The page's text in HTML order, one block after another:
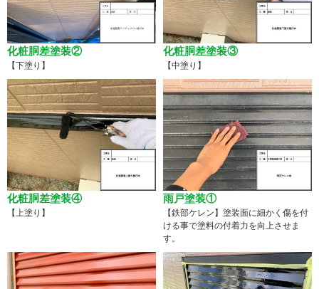
化粧胴差塗装②
【下塗り】
化粧胴差塗装③
【中塗り】
化粧胴差塗装④
【上塗り】
雨戸塗装①
【鉄部ケレン】塗装面に細かく傷を付
ける事で塗料の付着力を向上させま
す。